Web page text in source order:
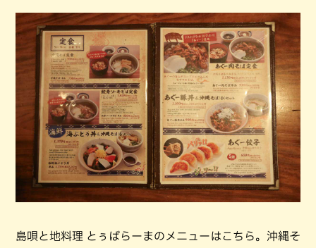
島唄と地料理 とぅばらーまのメニューはこちら。沖縄そ